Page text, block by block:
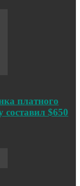
платного
составил $650